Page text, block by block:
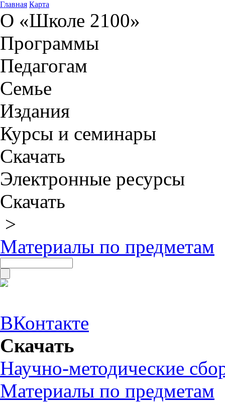
Главная Карта
О «Школе 2100»
Программы
Педагогам
Семье
Издания
Курсы и семинары
Скачать
Электронные ресурсы
Скачать
>
Материалы по предметам
ВКонтакте
Скачать
Научно-методические
Материалы по предметам